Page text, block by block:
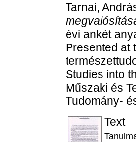
Tarnai,
évi ankét
Presented at
Studies into
Műszaki és
Tudomány-
Text